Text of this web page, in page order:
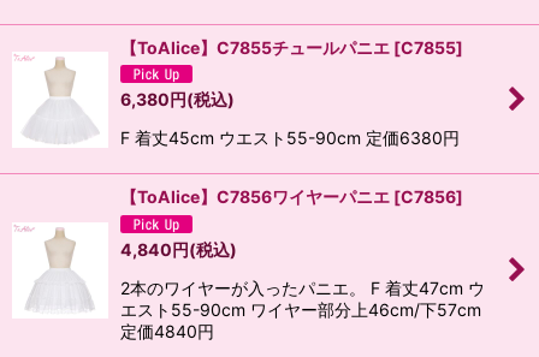
【ToAlice】C7855チュールパニエ [C7855]
6,380円(税込)
F 着丈45cm ウエスト55-90cm 定価6380円
【ToAlice】C7856ワイヤーパニエ [C7856]
4,840円(税込)
2本のワイヤーが入ったパニエ。 F 着丈47cm ウ
エスト55-90cm ワイヤー部分上46cm/下57cm
定価4840円